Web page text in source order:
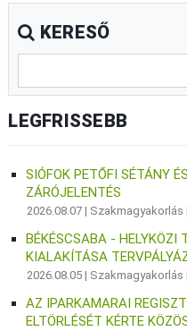
KERESŐ
LEGFRISSEBB
SIÓFOK PETŐFI SÉTÁNY
ZÁRÓJELENTÉS
2026.08.07 | Szakmagyakorlás |
BÉKÉSCSABA - HELYKÖZI
KIALAKÍTÁSA
2026.08.05 | Szakmagyakorlás
AZ IPARKAMARAI
ELTÖRLÉSÉT KÉRTE